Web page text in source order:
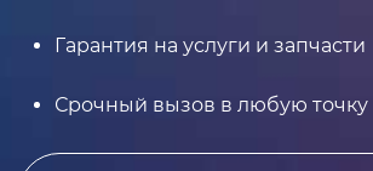
Гарантия на услуги и запчасти
Срочный вызов в любую точку